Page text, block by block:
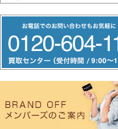
リ
ー
ヤ